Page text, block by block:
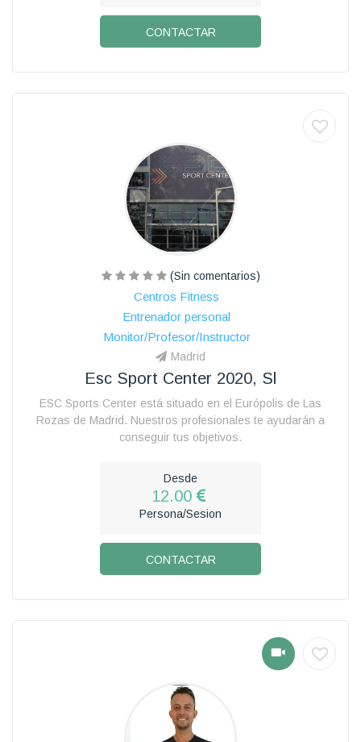
CONTACTAR
(Sin comentarios)
Centros Fitness
Entrenador personal
Monitor/Profesor/Instructor
Madrid
Esc Sport Center 2020, Sl
ESC Sports Center está situado en el Európolis de Las
Rozas de Madrid. Nuestros profesionales te ayudarán a
conseguir tus objetivos.
Desde
12.00
Persona/Sesion
CONTACTAR